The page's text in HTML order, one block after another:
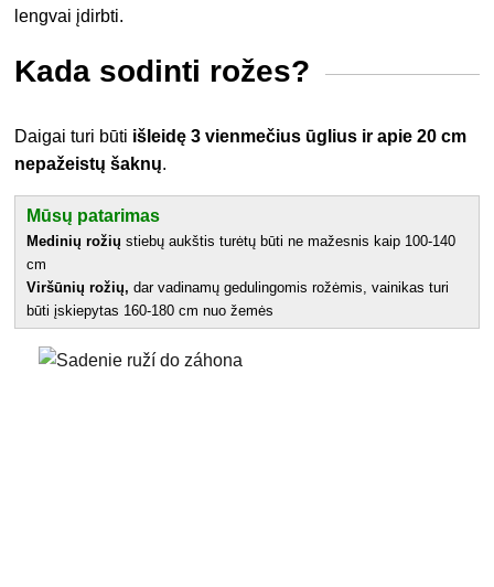
lengvai įdirbti.
Kada sodinti rožes?
Daigai turi būti išleidę 3 vienmečius ūglius ir apie 20 cm
nepažeistų šaknų.
Mūsų patarimas
Medinių rožių stiebų aukštis turėtų būti ne mažesnis kaip 100-140
cm
Viršūnių rožių, dar vadinamų gedulingomis rožėmis, vainikas turi
būti įskiepytas 160-180 cm nuo žemės